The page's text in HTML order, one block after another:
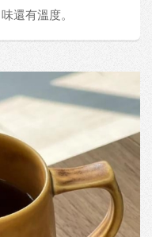
還有溫度。